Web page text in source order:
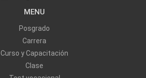
MENU
Posgrado
Carrera
Curso y Capacitación
Clase